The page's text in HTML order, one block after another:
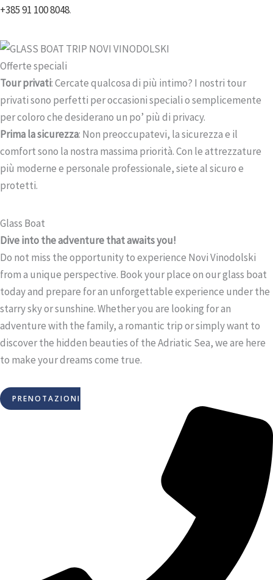
+385 91 100 8048.
Offerte speciali
Tour privati: Cercate qualcosa di più intimo? I nostri tour
privati sono perfetti per occasioni speciali o semplicemente
per coloro che desiderano un po’ più di privacy.
Prima la sicurezza: Non preoccupatevi, la sicurezza e il
comfort sono la nostra massima priorità. Con le attrezzature
più moderne e personale professionale, siete al sicuro e
protetti.
Glass Boat
Dive into the adventure that awaits you!
Do not miss the opportunity to experience Novi Vinodolski
from a unique perspective. Book your place on our glass boat
today and prepare for an unforgettable experience under the
starry sky or sunshine. Whether you are looking for an
adventure with the family, a romantic trip or simply want to
discover the hidden beauties of the Adriatic Sea, we are here
to make your dreams come true.
PRENOTAZIONI